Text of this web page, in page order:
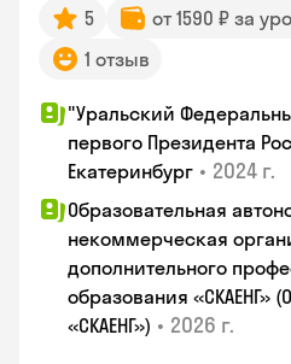
5 от 1590 ₽ за
1 отзыв
"Уральский
первого Президента
Екатеринбург • 2024 г.
Образовательная
некоммерческая
дополнительного
образования «СКАЕНГ»
«СКАЕНГ») • 2026 г.